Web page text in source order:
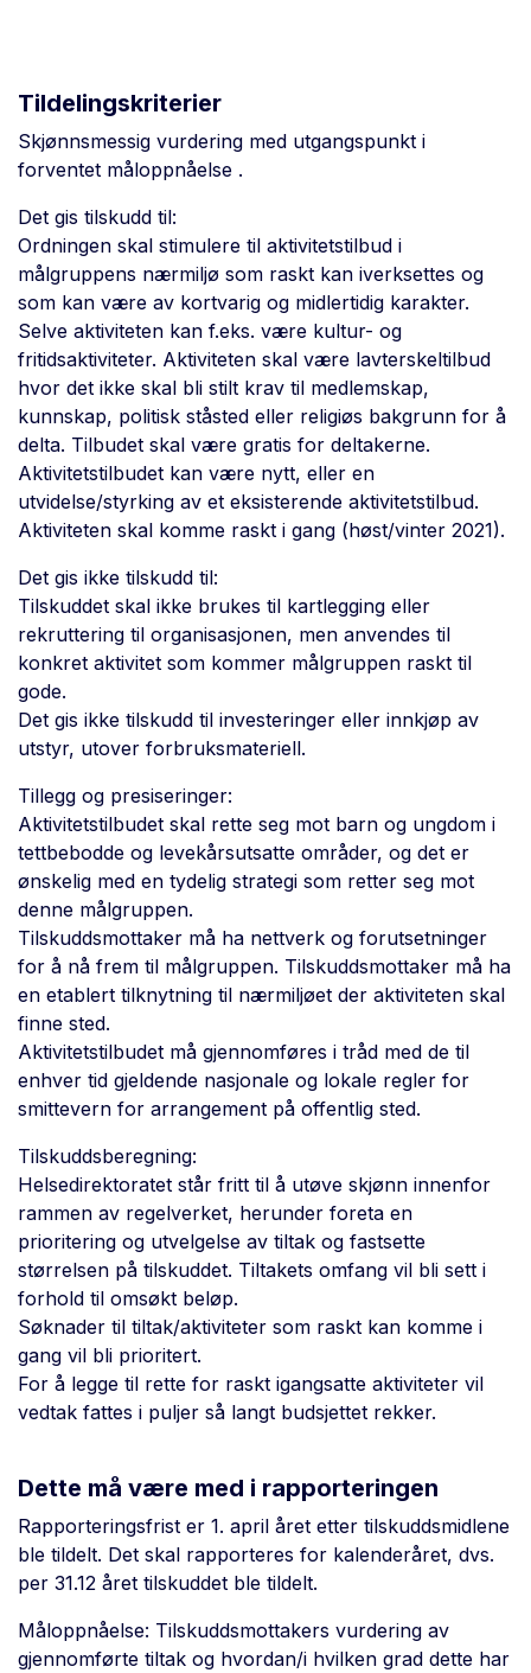
Tildelingskriterier
Skjønnsmessig vurdering med utgangspunkt i
forventet måloppnåelse .
Det gis tilskudd til:
Ordningen skal stimulere til aktivitetstilbud i
målgruppens nærmiljø som raskt kan iverksettes og
som kan være av kortvarig og midlertidig karakter.
Selve aktiviteten kan f.eks. være kultur- og
fritidsaktiviteter. Aktiviteten skal være lavterskeltilbud
hvor det ikke skal bli stilt krav til medlemskap,
kunnskap, politisk ståsted eller religiøs bakgrunn for å
delta. Tilbudet skal være gratis for deltakerne.
Aktivitetstilbudet kan være nytt, eller en
utvidelse/styrking av et eksisterende aktivitetstilbud.
Aktiviteten skal komme raskt i gang (høst/vinter 2021).
Det gis ikke tilskudd til:
Tilskuddet skal ikke brukes til kartlegging eller
rekruttering til organisasjonen, men anvendes til
konkret aktivitet som kommer målgruppen raskt til
gode.
Det gis ikke tilskudd til investeringer eller innkjøp av
utstyr, utover forbruksmateriell.
Tillegg og presiseringer:
Aktivitetstilbudet skal rette seg mot barn og ungdom i
tettbebodde og levekårsutsatte områder, og det er
ønskelig med en tydelig strategi som retter seg mot
denne målgruppen.
Tilskuddsmottaker må ha nettverk og forutsetninger
for å nå frem til målgruppen. Tilskuddsmottaker må ha
en etablert tilknytning til nærmiljøet der aktiviteten skal
finne sted.
Aktivitetstilbudet må gjennomføres i tråd med de til
enhver tid gjeldende nasjonale og lokale regler for
smittevern for arrangement på offentlig sted.
Tilskuddsberegning:
Helsedirektoratet står fritt til å utøve skjønn innenfor
rammen av regelverket, herunder foreta en
prioritering og utvelgelse av tiltak og fastsette
størrelsen på tilskuddet. Tiltakets omfang vil bli sett i
forhold til omsøkt beløp.
Søknader til tiltak/aktiviteter som raskt kan komme i
gang vil bli prioritert.
For å legge til rette for raskt igangsatte aktiviteter vil
vedtak fattes i puljer så langt budsjettet rekker.
Dette må være med i rapporteringen
Rapporteringsfrist er 1. april året etter tilskuddsmidlene
ble tildelt. Det skal rapporteres for kalenderåret, dvs.
per 31.12 året tilskuddet ble tildelt.
Måloppnåelse: Tilskuddsmottakers vurdering av
gjennomførte tiltak og hvordan/i hvilken grad dette har